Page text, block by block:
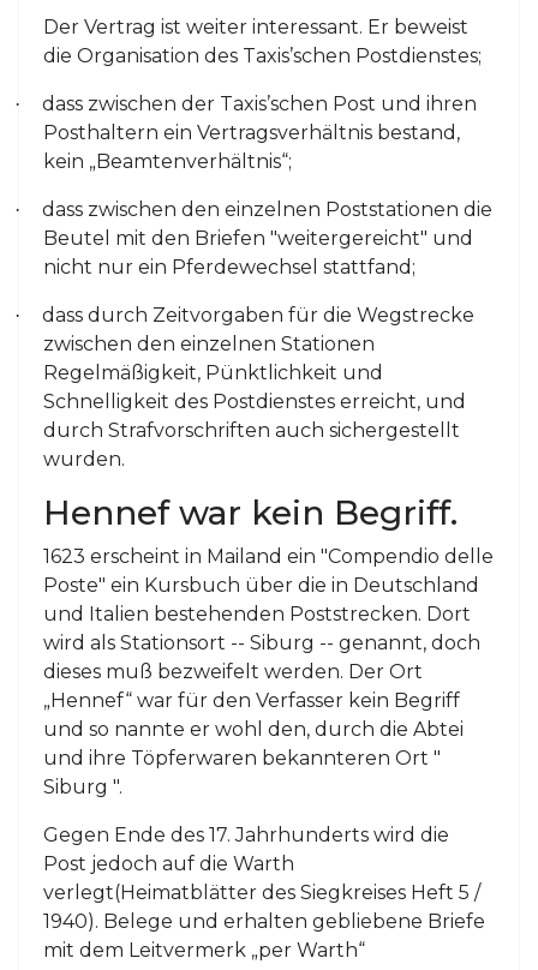
Der Vertrag ist weiter interessant. Er beweist
die Organisation des Taxis’schen Postdienstes;
·
dass zwischen der Taxis’schen Post und ihren
Posthaltern ein Vertragsverhältnis bestand,
kein „Beamtenverhältnis“;
·
dass zwischen den einzelnen Poststationen die
Beutel mit den Briefen "weitergereicht" und
nicht nur ein Pferdewechsel stattfand;
·
dass durch Zeitvorgaben für die Wegstrecke
zwischen den einzelnen Stationen
Regelmäßigkeit, Pünktlichkeit und
Schnelligkeit des Postdienstes erreicht, und
durch Strafvorschriften auch sichergestellt
wurden.
Hennef war kein Begriff.
1623 erscheint in Mailand ein "Compendio delle
Poste" ein Kursbuch über die in Deutschland
und Italien bestehenden Poststrecken. Dort
wird als Stationsort -- Siburg -- genannt, doch
dieses muß bezweifelt werden. Der Ort
„Hennef“ war für den Verfasser kein Begriff
und so nannte er wohl den, durch die Abtei
und ihre Töpferwaren bekannteren Ort "
Siburg ".
Gegen Ende des 17. Jahrhunderts wird die
Post jedoch auf die Warth
verlegt(Heimatblätter des Siegkreises Heft 5 /
1940). Belege und erhalten gebliebene Briefe
mit dem Leitvermerk „per Warth“